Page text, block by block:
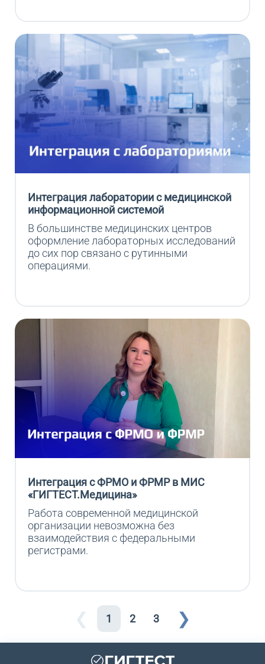
Интеграция лаборатории с медицинской
информационной системой
В большинстве медицинских центров
оформление лабораторных исследований
до сих пор связано с рутинными
операциями.
Интеграция с ФРМО и ФРМР в МИС
«ГИГТЕСТ.Медицина»
Работа современной медицинской
организации невозможна без
взаимодействия с федеральными
регистрами.
❮ 1 2 3 ❯